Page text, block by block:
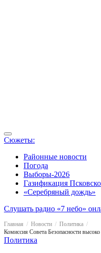
Сюжеты:
Районные новости
Погода
Выборы-2026
Газификация
«Серебряный дождь»
Слушать радио «7 небо»
Главная Новости
Политика
Политика